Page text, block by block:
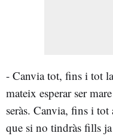
- Canvia tot, fins i tot
mateix esperar ser
seràs. Canvia, fins i
que si no tindràs fills ja